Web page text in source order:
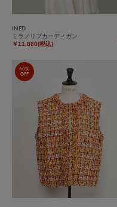
INED
ミラノリブカーディガン
￥11,880(税込)
60%
OFF